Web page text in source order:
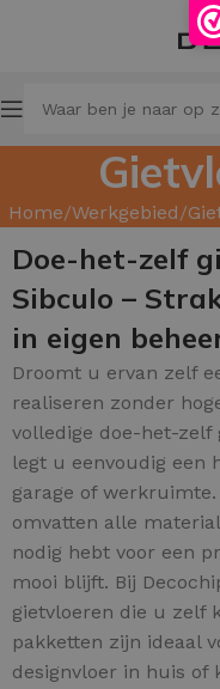
Home Werkgebied
Doe-het-zelf
Sibculo –
in eigen
Droomt u ervan zelf
realiseren zonder
volledige doe-het-zelf
legt u eenvoudig een
garage of
omvatten alle
nodig hebt voor een
mooi blijft. Bij
gietvloeren die u zelf
pakketten zijn ideaal
designvloer in huis of